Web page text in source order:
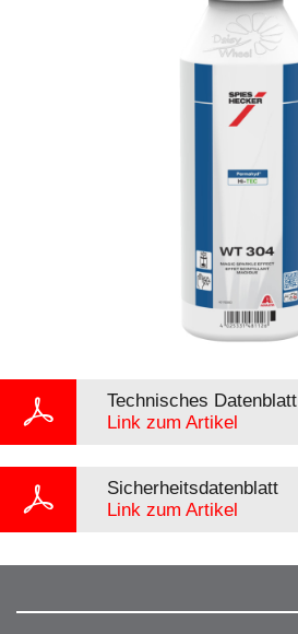
Technisches Datenblatt
Link zum Artikel
Sicherheitsdatenblatt
Link zum Artikel